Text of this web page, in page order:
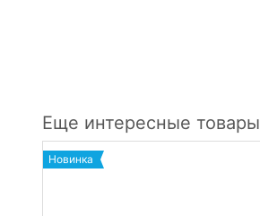
Еще интересные товары
Новинка